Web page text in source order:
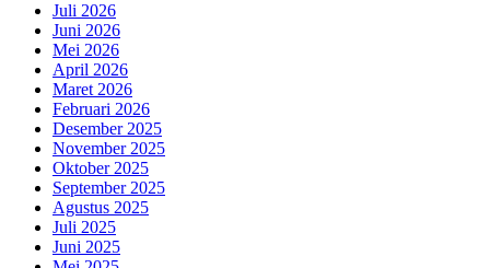
Juli 2026
Juni 2026
Mei 2026
April 2026
Maret 2026
Februari 2026
Desember 2025
November 2025
Oktober 2025
September 2025
Agustus 2025
Juli 2025
Juni 2025